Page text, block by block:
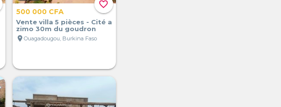
favorite_border
500 000 CFA
Vente villa 5 pièces - Cité a
zimo 30m du goudron
location_on Ouagadougou, Burkina Faso